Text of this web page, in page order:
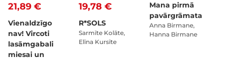
21,89 €
Vienaldzīgo
nav! Vircoti
lasāmgabali
miesai un
19,78 €
R*SOLS
Sarmīte Kolāte,
Elīna Kursīte
Mana pirmā
pavārgrāmata
Anna Birmane,
Hanna Birmane